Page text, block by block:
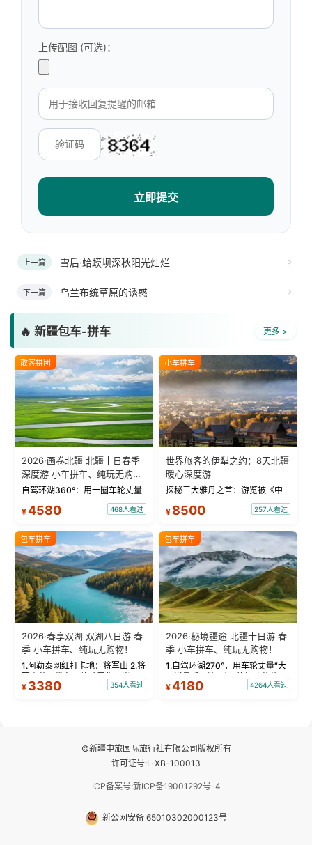
上传配图 (可选)：
立即提交
上一篇 雪后·蛤蟆坝深秋阳光灿烂
下一篇 乌兰布统草原的诱惑
🔥 新疆包车-拼车 更多 >
散客拼团
2026·画卷北疆 北疆十日春季
深度游 小车拼车、纯玩无购
物！
自驾环湖360°：用一圈车轮丈量
“大西洋最后一滴眼泪”的极致蔚
蓝。 赛湖旅拍：甄选多款风格服
绝美瞬间。 赛湖坦克300跟车视
频：专业摄影师...
¥4580 468人看过
小车拼车
世界旅客的伊犁之约：8天北疆
暖心深度游
探秘三大雅丹之首：游览被《中
国国家地理》评选为“中国最美的
三大雅丹”第一名的克拉玛依魔鬼
瓦人最大村落——禾木村，欣赏
晨雾与小木...
¥ 8500 257人看过
包车拼车
2026·春享双湖 双湖八日游 春
季 小车拼车、纯玩无购物！
1.阿勒泰网红打卡地：将军山 2.将
军山落日缆车，体验雪都风光 3.
将军山，夕阳派对，蹦迪party 4.
¥ 3380 354人看过
包车拼车
2026·秘境疆途 北疆十日游 春
季 小车拼车、纯玩无购物！
1.自驾环湖270°，用车轮丈量“大
西洋最后一滴眼泪”的极致蔚蓝，
让雪山、花海与深邃湖水在转弯
¥4180 4264人看过
©新疆中旅国际旅行社有限公司版权所有
许可证号:L-XB-100013
ICP备案号:新ICP备19001292号-4
新公网安备 65010302000123号